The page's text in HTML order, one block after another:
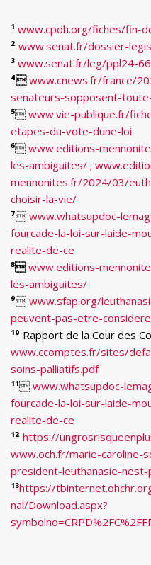
¹ www.cpdh.org/fiches/fin-
² www.senat.fr/dossier-
³ www.senat.fr/leg/ppl24-
⁴ www.cnews.fr/france/
senateurs-sopposent-
⁵ www.vie-publique.fr/
etapes-du-vote-dune-loi
⁶ www.editions-
les-ambiguites/ ;
mennonites.fr/2024/03/
choisir-la-vie/
⁷ www.whatsupdoc-
fourcade-la-loi-sur-laide-
realite-de-ce
⁸ www.editions-
les-ambiguites/
⁹ www.sfap.org/
peuvent-pas-etre-
¹⁰ Rapport de la Cour des
www.ccomptes.fr/sites/
soins-palliatifs.pdf
¹¹ www.whatsupdoc-
fourcade-la-loi-sur-laide-
realite-de-ce
¹² https://
www.och.fr/marie-caroline-
president-leuthanasie-
¹³https://
nal/Download.aspx?